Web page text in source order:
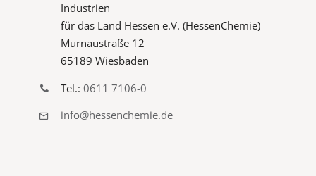
Industrien
für das Land Hessen e.V. (HessenChemie)
Murnaustraße 12
65189 Wiesbaden
Tel.: 0611 7106-0
info@hessenchemie.de